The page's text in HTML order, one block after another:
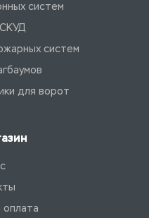
систем
систем
для ворот
оплата